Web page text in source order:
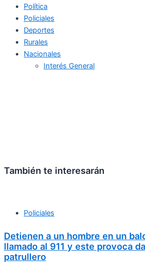
Política
Policiales
Deportes
Rurales
Nacionales
Interés General
También te interesarán
Policiales
Detienen a un hombre en un
llamado al 911 y este provoca
patrullero